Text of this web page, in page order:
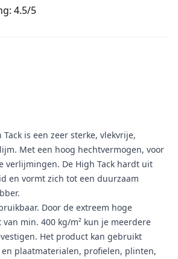
4.5/5
is een zeer sterke, vlekvrije,
Met een hoog hechtvermogen, voor
verlijmingen. De High Tack hardt uit
en vormt zich tot een duurzaam
Door de extreem hoge
min. 400 kg/m² kun je meerdere
Het product kan gebruikt
plaatmaterialen, profielen, plinten,